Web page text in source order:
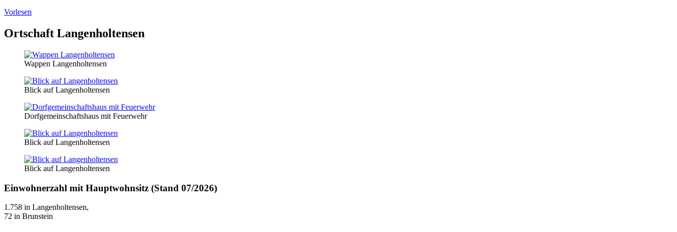
Vorlesen
Ortschaft Langenholtensen
Wappen Langenholtensen
Blick auf Langenholtensen
Dorfgemeinschaftshaus mit Feuerwehr
Blick auf Langenholtensen
Blick auf Langenholtensen
Einwohnerzahl mit Hauptwohnsitz (Stand 07/2026)
1.758 in Langenholtensen,
72 in Brunstein